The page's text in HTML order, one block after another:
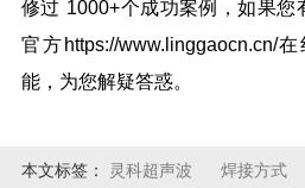
修过 1000+个成功案例，如果您
官方https://www.linggaocn.cn/
能，为您解疑答惑。
本文标签： 灵科超声波 焊接方式